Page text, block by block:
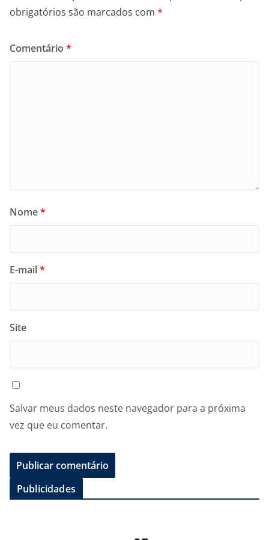
obrigatórios são marcados com *
Comentário *
Nome*
E-mail*
Site
Salvar meus dados neste navegador para a próxima
vez que eu comentar.
Publicidades